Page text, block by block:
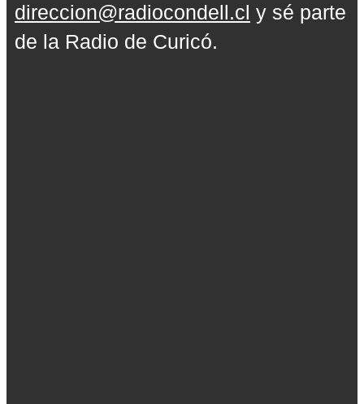
direccion@radiocondell.cl y sé parte
de la Radio de Curicó.